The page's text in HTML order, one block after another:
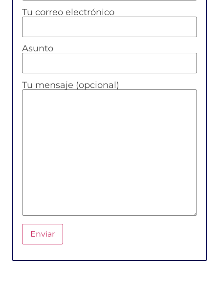
Tu correo electrónico
Asunto
Tu mensaje (opcional)